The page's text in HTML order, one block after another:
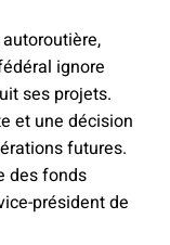
ignore
ses projets.
et une décision
futures.
des fonds
président de